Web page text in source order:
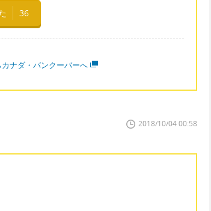
36
ナダ・バンクーバーへ
2018/10/04 00:58